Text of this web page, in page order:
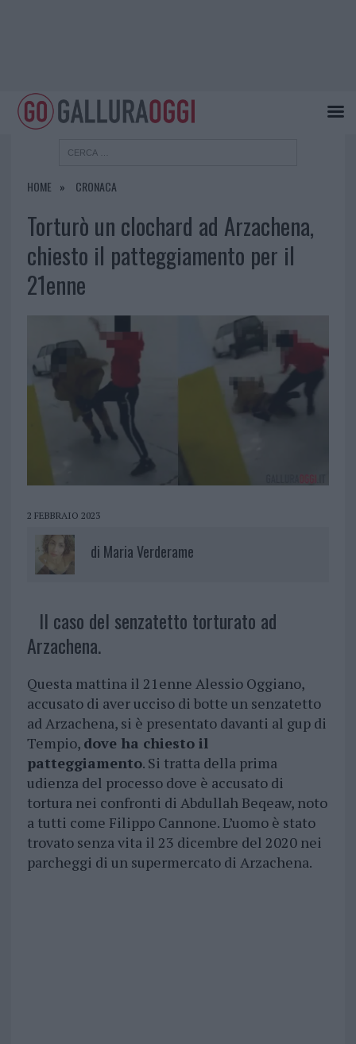
HOME CRONACA
Torturò un clochard ad Arzachena,
chiesto il patteggiamento per il
21enne
2 FEBBRAIO 2023
di Maria Verderame
Il caso del senzatetto torturato ad
Arzachena.
Questa mattina il 21enne Alessio Oggiano,
accusato di aver ucciso di botte un senzatetto
ad Arzachena, si è presentato davanti al gup di
Tempio, dove ha chiesto il
patteggiamento. Si tratta della prima
udienza del processo dove è accusato di
tortura nei confronti di Abdullah Beqeaw, noto
a tutti come Filippo Cannone. L’uomo è stato
trovato senza vita il 23 dicembre del 2020 nei
parcheggi di un supermercato di Arzachena.